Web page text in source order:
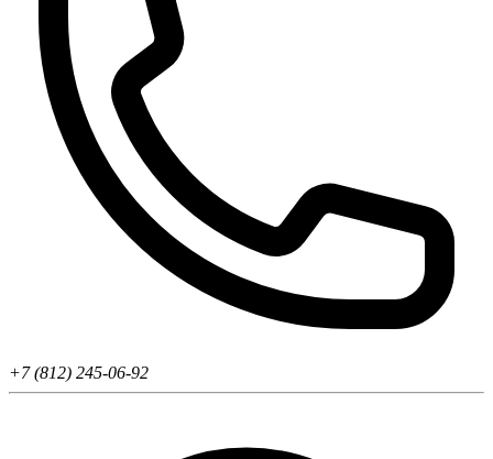
+7 (812) 245-06-92